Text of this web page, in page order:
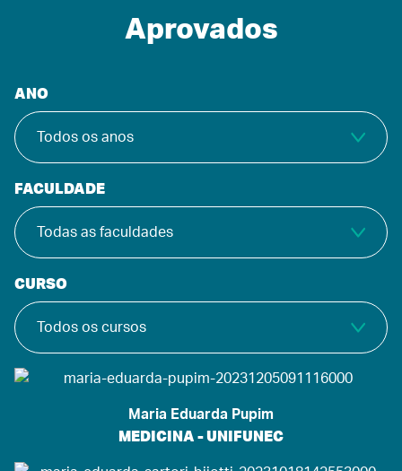
Aprovados
ANO
FACULDADE
CURSO
Maria Eduarda Pupim
MEDICINA - UNIFUNEC